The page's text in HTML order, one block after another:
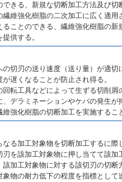
できる、新規な切断加工方法及び切
繊維強化樹脂の二次加工に広く適用
ることのできる、繊維強化樹脂の新
供する。
の切刃の送り速度（送り量）が適切
遅くなることが防止され得る。
回転工具などによって生ずる切削屑
、デラミネーションやケバの発生が
維強化樹脂の切断加工を実施するこ
る加工対象物を切断加工するに際
刃を該加工対象物に押し当てて該加
該加工対象物に対する該切刃の切断
象物の耐力低下の程度を指標として